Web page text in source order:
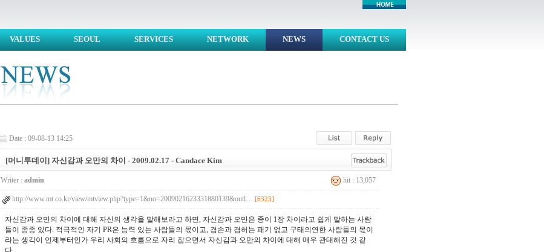
VALUES SEOUL SERVICES NETWORK NEWS CONTACT US
Date : 09-08-13 14:25
[머니투데이] 자신감과 오만의 차이 - 2009.02.17 - Candace Kim
Writer : admin hit : 13,057
http://www.mt.co.kr/view/mtview.php?type=1&no=2009021623331880139&outl… [6323]
자신감과 오만의 차이에 대해 자신의 생각을 말해보라고 하면, 자신감과 오만은 종이 1장 차이라고 쉽게 말하는 사람
들이 종종 있다. 적극적인 자기 PR은 능력 있는 사람들의 몫이고, 겸손과 겸허는 패기 없고 구태의연한 사람들의 몫이
라는 생각이 언제부터인가 우리 사회의 흐름으로 자리 잡으면서 자신감과 오만의 차이에 대해 매우 관대해진 것 같
다.